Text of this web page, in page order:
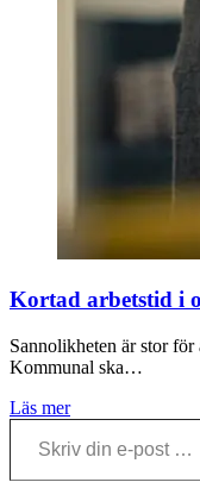
Kortad arbetstid i
Sannolikheten är stor
Kommunal ska…
Läs mer